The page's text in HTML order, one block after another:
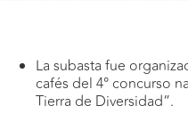
La subasta fue
cafés del 4° concurso
Tierra de Diversidad”.